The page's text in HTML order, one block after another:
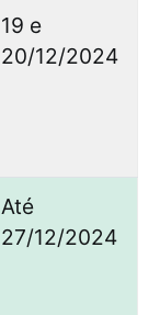
19 e
20/12/2024
Até
27/12/2024